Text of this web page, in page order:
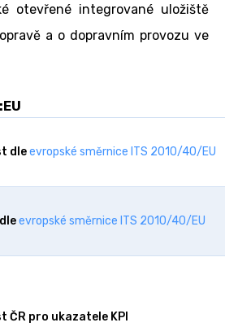
otevřené integrované uložiště
a o dopravním provozu ve
dleevropské směrnice ITS 2010/40/EU
evropské směrnice ITS 2010/40/EU
pro ukazatele KPI